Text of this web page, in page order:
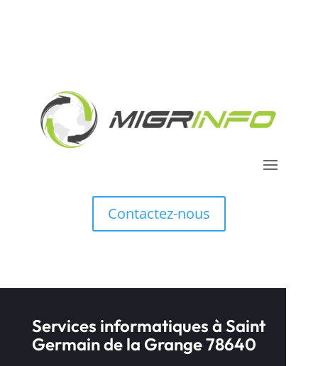
Contactez-nous
Services informatiques à Saint
Germain de la Grange 78640